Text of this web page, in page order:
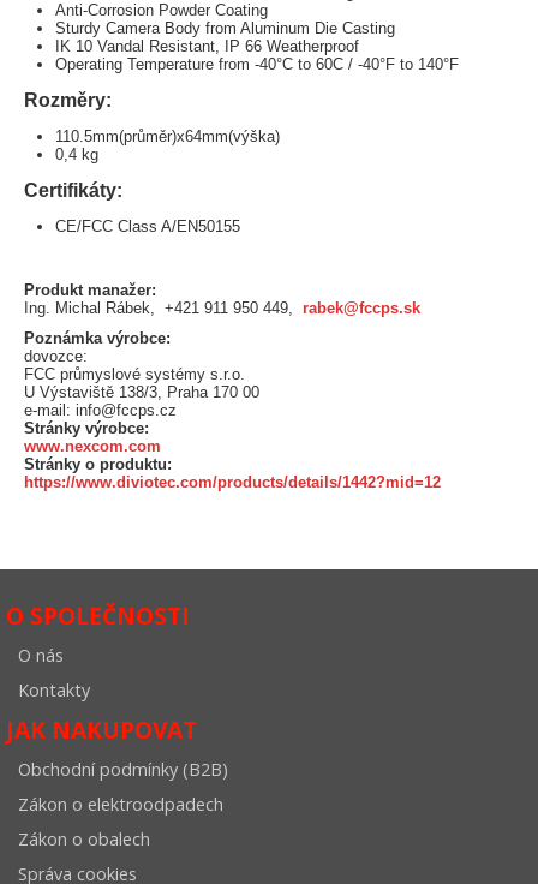
Anti-Corrosion Powder Coating
Sturdy Camera Body from Aluminum Die Casting
IK 10 Vandal Resistant, IP 66 Weatherproof
Operating Temperature from -40°C to 60C / -40°F to 140°F
Rozměry:
110.5mm(průměr)x64mm(výška)
0,4 kg
Certifikáty:
CE/FCC Class A/EN50155
Produkt manažer:
Ing. Michal Rábek, +421 911 950 449, rabek@fccps.sk
Poznámka výrobce:
dovozce:
FCC průmyslové systémy s.r.o.
U Výstaviště 138/3, Praha 170 00
e-mail: info@fccps.cz
Stránky výrobce:
www.nexcom.com
Stránky o produktu:
https://www.diviotec.com/products/details/1442?mid=12
O SPOLEČNOSTI
O nás
Kontakty
JAK NAKUPOVAT
Obchodní podmínky (B2B)
Zákon o elektroodpadech
Zákon o obalech
Správa cookies